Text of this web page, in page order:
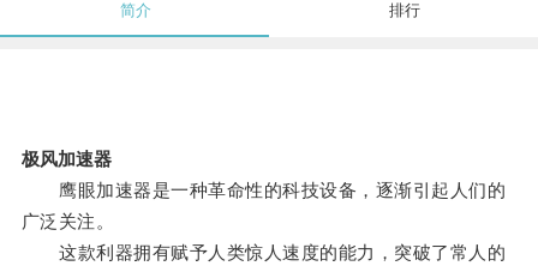
简介 排行
极风加速器
鹰眼加速器是一种革命性的科技设备，逐渐引起人们的
广泛关注。
这款利器拥有赋予人类惊人速度的能力，突破了常人的